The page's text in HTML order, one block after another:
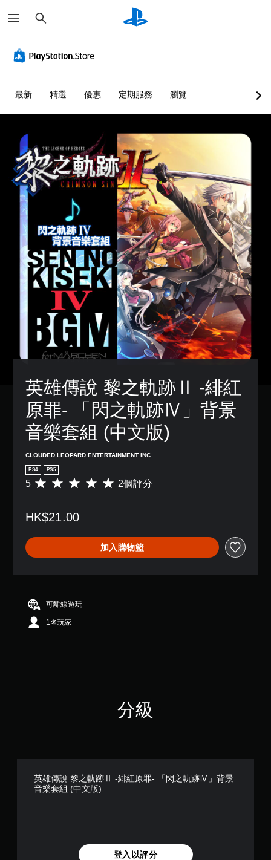
尋
最新 精選 優惠 定期服務 瀏覽
英雄傳說 黎之軌跡Ⅱ -緋紅
原罪- 「閃之軌跡Ⅳ」背景
音樂套組 (中文版)
CLOUDED LEOPARD ENTERTAINMENT INC.
PS4 PS5
平
分
5
顆
星
5
顆
星
5 2個評分
HK$21.00
加入購物籃
可離線遊玩
1名玩家
分級
英雄傳說 黎之軌跡Ⅱ -緋紅原罪- 「閃之軌跡Ⅳ」背景
音樂套組 (中文版)
登入以評分